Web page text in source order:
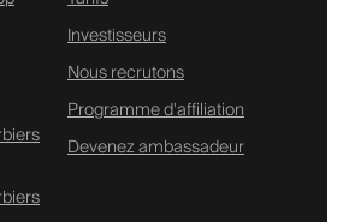
Investisseurs
Nous recrutons
Programme d'affiliation
Devenez ambassadeur